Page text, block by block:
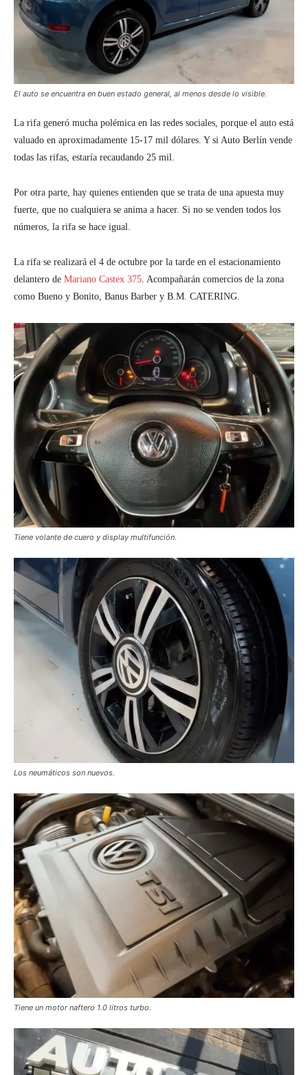
El auto se encuentra en buen estado general, al menos desde lo visible.
La rifa generó mucha polémica en las redes sociales, porque el auto está
valuado en aproximadamente 15-17 mil dólares. Y si Auto Berlín vende
todas las rifas, estaría recaudando 25 mil.
Por otra parte, hay quienes entienden que se trata de una apuesta muy
fuerte, que no cualquiera se anima a hacer. Si no se venden todos los
números, la rifa se hace igual.
La rifa se realizará el 4 de octubre por la tarde en el estacionamiento
delantero de Mariano Castex 375 . Acompañarán comercios de la zona
como Bueno y Bonito, Banus Barber y B.M. CATERING.
Tiene volante de cuero y display multifunción.
Los neumáticos son nuevos.
Tiene un motor naftero 1.0 litros turbo.